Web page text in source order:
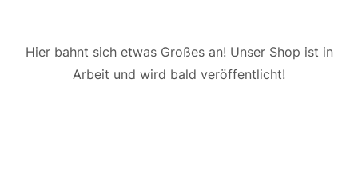
Hier bahnt sich etwas Großes an! Unser Shop ist in
Arbeit und wird bald veröffentlicht!